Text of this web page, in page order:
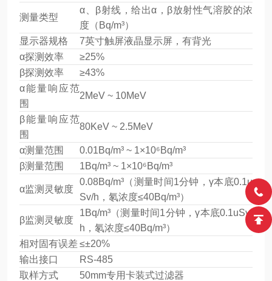
测量类型
α、β射线，给出α，β放射性气溶胶的浓
度（Bq/m³）
显示器规格
7英寸触屏液晶显示屏，有背光
α探测效率
≥25%
β探测效率
≥43%
α能量响应范
围
2MeV ~ 10MeV
β能量响应范
围
80KeV ~ 2.5MeV
α测量范围
0.01Bq/m³ ~ 1×10⁶Bq/m³
β测量范围
1Bq/m³ ~ 1×10⁶Bq/m³
α监测灵敏度
0.08Bq/m³（测量时间1分钟，γ本底0.1u
Sv/h，氡浓度≤40Bq/m³）
β监测灵敏度
1Bq/m³（测量时间1分钟，γ本底0.1uSv/
h，氡浓度≤40Bq/m³）
相对固有误差≤±20%
输出接口
RS-485
取样方式
50mm专用卡装式过滤器